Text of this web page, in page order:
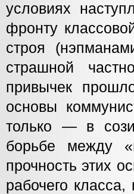
условиях
фронту
строя
страшной
привычек
основы
только — в
борьбе между
прочность этих
рабочего